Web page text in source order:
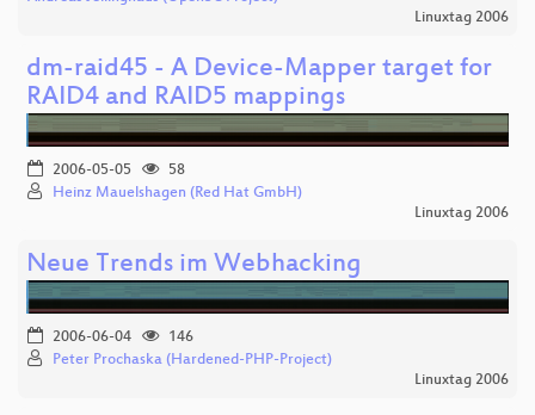
Linuxtag 2006
dm-raid45 - A Device-Mapper target for
RAID4 and RAID5 mappings
2006-05-05
58
Heinz Mauelshagen (Red Hat GmbH)
Linuxtag 2006
Neue Trends im Webhacking
2006-06-04
146
Peter Prochaska (Hardened-PHP-Project)
Linuxtag 2006